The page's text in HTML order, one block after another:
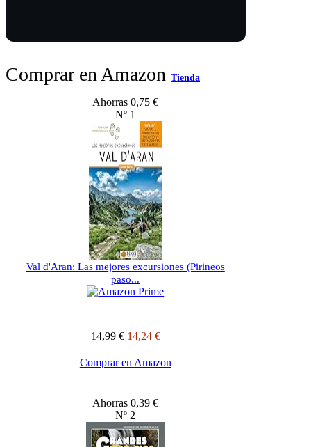
Comprar en Amazon Tienda
Ahorras 0,75 €
Nº 1
Val d'Aran: Las mejores excursiones (Pirineos
paso...
14,99 € 14,24 €
Comprar en Amazon
Ahorras 0,39 €
Nº 2